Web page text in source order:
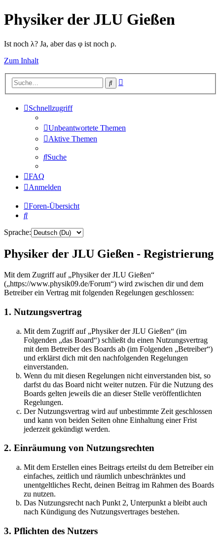
Physiker der JLU Gießen
Ist noch λ? Ja, aber das φ ist noch ρ.
Zum Inhalt
Suche
Schnellzugriff
Unbeantwortete Themen
Aktive Themen
Suche
FAQ
Anmelden
Foren-Übersicht
Suche
Sprache:
Physiker der JLU Gießen - Registrierung
Mit dem Zugriff auf „Physiker der JLU Gießen“
(„https://www.physik09.de/Forum“) wird zwischen dir und dem
Betreiber ein Vertrag mit folgenden Regelungen geschlossen:
1. Nutzungsvertrag
Mit dem Zugriff auf „Physiker der JLU Gießen“ (im
Folgenden „das Board“) schließt du einen Nutzungsvertrag
mit dem Betreiber des Boards ab (im Folgenden „Betreiber“)
und erklärst dich mit den nachfolgenden Regelungen
einverstanden.
Wenn du mit diesen Regelungen nicht einverstanden bist, so
darfst du das Board nicht weiter nutzen. Für die Nutzung des
Boards gelten jeweils die an dieser Stelle veröffentlichten
Regelungen.
Der Nutzungsvertrag wird auf unbestimmte Zeit geschlossen
und kann von beiden Seiten ohne Einhaltung einer Frist
jederzeit gekündigt werden.
2. Einräumung von Nutzungsrechten
Mit dem Erstellen eines Beitrags erteilst du dem Betreiber ein
einfaches, zeitlich und räumlich unbeschränktes und
unentgeltliches Recht, deinen Beitrag im Rahmen des Boards
zu nutzen.
Das Nutzungsrecht nach Punkt 2, Unterpunkt a bleibt auch
nach Kündigung des Nutzungsvertrages bestehen.
3. Pflichten des Nutzers